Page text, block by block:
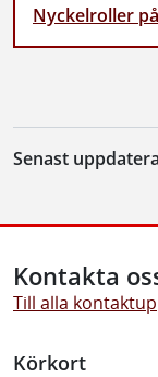
Nyckelroller
Senast
Kontakta
Till alla
Körkort